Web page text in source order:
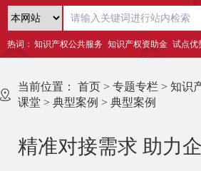
热词： 知识产权公共服务 知识产权资助金 试点优
当前位置： 首页 > 专题专栏 > 知识
课堂 > 典型案例 > 典型案例
精准对接需求 助力